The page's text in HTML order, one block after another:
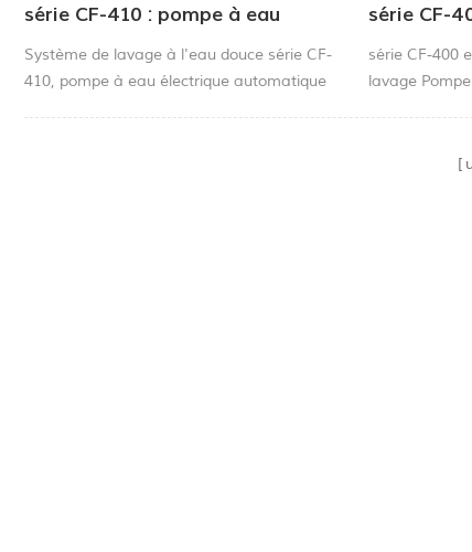
série CF-410 : pompe à eau
électrique automatique portable
pour applications marines
Système de lavage à l'eau douce série CF-
410, pompe à eau électrique automatique
série CF-
électrique
pour
série CF-400
lavage